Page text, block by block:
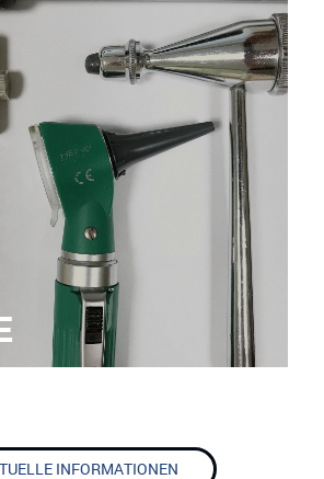
INFORMATIONEN